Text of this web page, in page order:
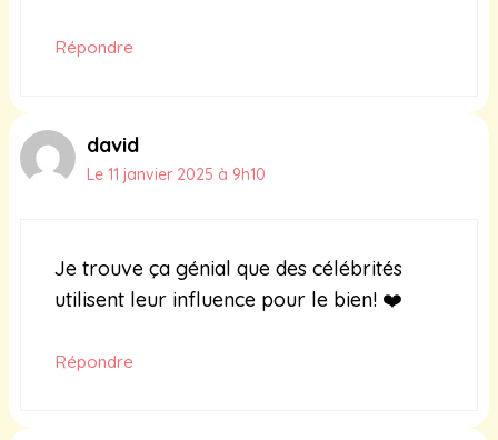
Répondre
david
Le 11 janvier 2025 à 9h10
Je trouve ça génial que des célébrités
utilisent leur influence pour le bien! ❤️
Répondre